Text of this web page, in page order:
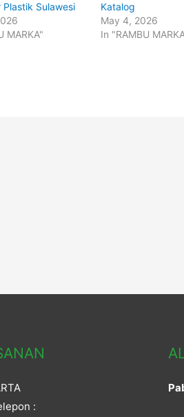
Plastik Sulawesi
MARKA"
Katalog
May 4, 2026
In "RAMBU
: